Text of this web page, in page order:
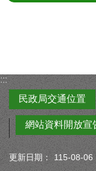
:::
民政局交通位置
網站資料開放宣
更新日期：
115-08-06